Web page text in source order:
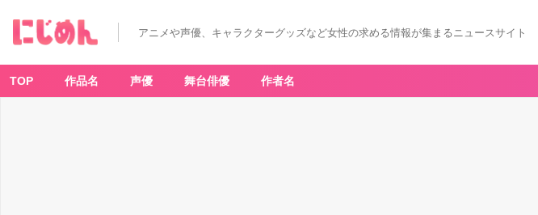
アニメや声優、キャラクターグッズなど女性の求める情報が集まるニュースサイト
TOP 作品名 声優 舞台俳優 作者名